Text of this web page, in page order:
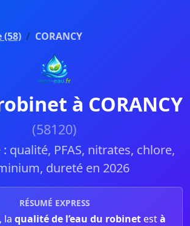
(58) CORANCY
à CORANCY
(58120)
qualité, PFAS, nitrates, chlore,
dureté en 2026
RÉSUMÉ EXPRESS
la qualité de l’eau du robinetestà